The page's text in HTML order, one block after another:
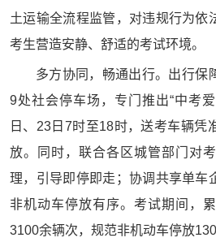
土运输全流程监管，对违规行为依
考生营造安静、舒适的考试环境。
多方协同，畅通出行。出行保
9处社会停车场，专门推出“中考
日、23日7时至18时，送考车辆凭
放。同时，联合各区城管部门对
理，引导即停即走；协调共享单车
非机动车停放有序。考试期间，
3100余辆次，规范非机动车停放